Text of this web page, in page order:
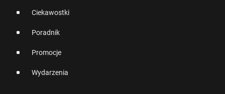
Ciekawostki
Poradnik
Promocje
Wydarzenia